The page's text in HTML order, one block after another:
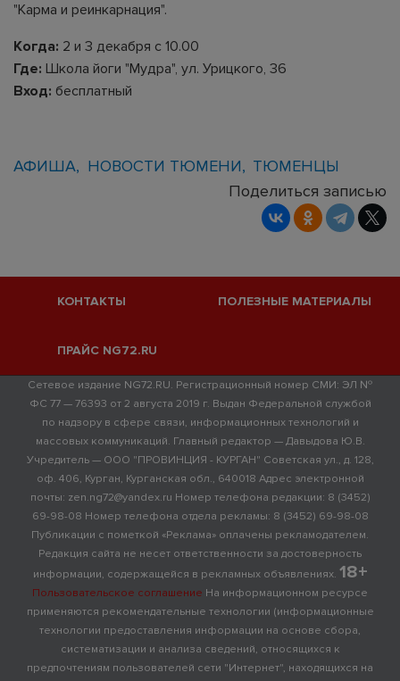
"Карма и реинкарнация".
Когда: 2 и 3 декабря с 10.00
Где: Школа йоги "Мудра", ул. Урицкого, 36
Вход: бесплатный
АФИША НОВОСТИ ТЮМЕНИ
ТЮМЕНЦЫ
Поделиться записью
КОНТАКТЫ ПОЛЕЗНЫЕ МАТЕРИАЛЫ
ПРАЙС NG72.RU
Сетевое издание NG72.RU. Регистрационный номер СМИ: ЭЛ №
ФС 77 — 76393 от 2 августа 2019 г. Выдан Федеральной службой
по надзору в сфере связи, информационных технологий и
массовых коммуникаций. Главный редактор — Давыдова Ю.В.
Учредитель — ООО "ПРОВИНЦИЯ - КУРГАН" Советская ул., д. 128,
оф. 406, Курган, Курганская обл., 640018 Адрес электронной
почты: zen.ng72@yandex.ru Номер телефона редакции: 8 (3452)
69-98-08 Номер телефона отдела рекламы: 8 (3452) 69-98-08
Публикации с пометкой «Реклама» оплачены рекламодателем.
Редакция сайта не несет ответственности за достоверность
информации, содержащейся в рекламных объявлениях. 18+
Пользовательское соглашение На информационном ресурсе
применяются рекомендательные технологии (информационные
технологии предоставления информации на основе сбора,
систематизации и анализа сведений, относящихся к
предпочтениям пользователей сети "Интернет", находящихся на